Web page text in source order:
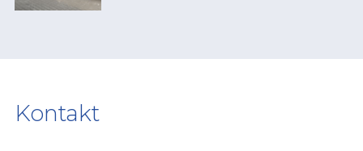
Kontakt